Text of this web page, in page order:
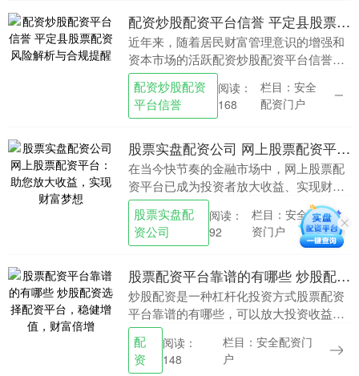
配资炒股配资平台信誉 平定县股票配资风险解析与合规提醒
近年来，随着居民财富管理意识的增强和
资本市场的活跃配资炒股配资平台信誉，
股票投资成为平定县不少民众关注的领
域。在此背景下，一种名为“股票配资”的
业务模式也悄然出....
配资炒股配资
平台信誉
阅读：
168
栏目：安全
配资门户
股票实盘配资公司 网上股票配资平台：助您放大收益，实现财富梦想
在当今快节奏的金融市场中，网上股票配
资平台已成为投资者放大收益、实现财富
梦想的利器。这些平台通过提供杠杆资
金，让投资者能够以较小的本金撬动更大
的市场份额。 在投....
股票实盘配
资公司
阅读：
92
栏目：安全配
资门户
股票配资平台靠谱的有哪些 炒股配资选择配资平台，稳健增值，财富倍增
炒股配资是一种杠杆化投资方式股票配资
平台靠谱的有哪些，可以放大投资收益，
但同时也伴随着更高的风险。因此，选择
一个可靠的配资平台至关重要。 股票配资
是一种杠杆交易....
配
资
阅读：
148
栏目：安全配资门
户